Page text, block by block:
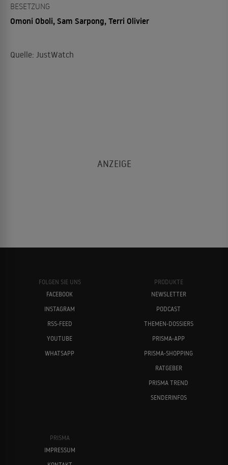
BESETZUNG
Omoni Oboli, Sam Sarpong, Terri Olivier
Quelle: JustWatch
FOLGEN SIE UNS
FACEBOOK
INSTAGRAM
RSS-FEED
YOUTUBE
WHATSAPP
PRODUKTE
NEWSLETTER
PODCAST
THEMEN-DOSSIERS
PRISMA-APP
PRISMA-SHOPPING
RATGEBER
PRISMA TREND
SENDERINFOS
PRISMA
IMPRESSUM